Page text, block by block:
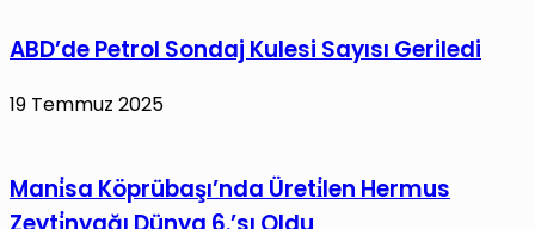
ABD’de Petrol Sondaj Kulesi Sayısı Geriledi
19 Temmuz 2025
Mani̇sa Köprübaşı’nda Üreti̇len Hermus